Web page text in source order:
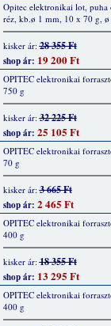
Opitec elektronikai lot, puha
réz, kb.ø 1 mm, 10 x 70 g,
kisker ár:28 355 Ft
shop ár: 19 200 Ft
OPITEC elektronikai
750 g
kisker ár:32 225 Ft
shop ár: 25 105 Ft
OPITEC elektronikai
70 g
kisker ár:3 665 Ft
shop ár: 2 465 Ft
OPITEC elektronikai
400 g
kisker ár:18 355 Ft
shop ár: 13 295 Ft
OPITEC elektronikai
400 g